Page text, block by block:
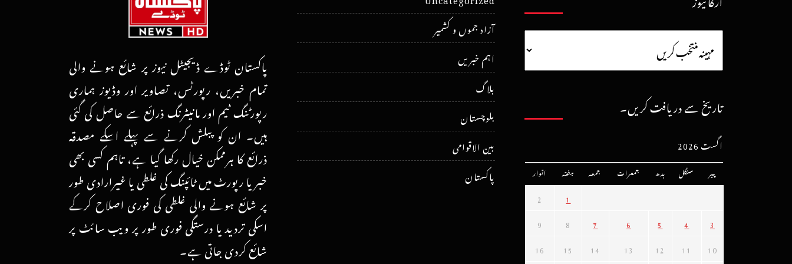
پاکستان ٹوڈے ڈیجیٹل نیوز پر شائع ہونے والی
تمام خبریں، رپورٹس، تصاویر اور وڈیوز ہماری
رپورٹنگ ٹیم اور مانیٹرنگ ذرائع سے حاصل کی گئی
ہیں۔ ان کو پبلش کرنے سے پہلے اسکے مصدقہ
ذرائع کا ہرممکن خیال رکھا گیا ہے، تاہم کسی بھی
خبر یا رپورٹ میں ٹائپنگ کی غلطی یا غیرارادی طور
پر شائع ہونے والی غلطی کی فوری اصلاح کرکے
اسکی تردید یا درستگی فوری طور پر ویب سائٹ پر
شائع کردی جاتی ہے۔
آزاد جموں و کشمیر
اہم خبریں
بلاگ
بلوچستان
بین الاقوامی
پاکستان
تاریخ سے دریافت کریں۔
اگست 2026
پیر منگل بدھ جمعرات جمعہ ہفتہ اتوار
1
2
3
4
5
6
7
8
9
10
11
12
13
14
15
16